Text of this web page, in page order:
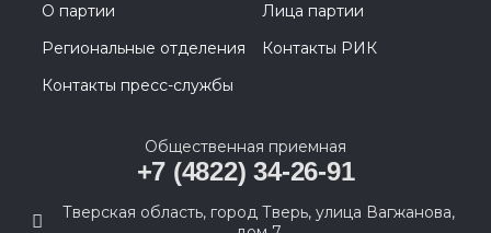
О партии
Лица партии
Региональные отделения
Контакты РИК
Контакты пресс-службы
Общественная приемная
+7 (4822) 34-26-91
Тверская область, город Тверь, улица Вагжанова,